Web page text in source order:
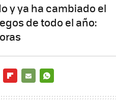
y ya ha cambiado el
de todo el año: